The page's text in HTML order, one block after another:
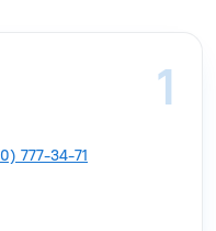
777-34-71